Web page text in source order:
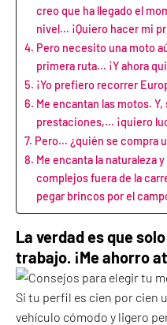
creo que ha llegado el
nivel… ¡Quiero hacer mi
Pero necesito una moto
primera ruta… ¡Y ahora
¡Yo prefiero recorrer
Me encantan las motos.
prestaciones,… ¡quiero
Pero… ¿quién se compra
Me encanta la naturaleza
complejos fuera de la
pegar brincos por el
La verdad es que
trabajo. ¡Me ahorro
Si tu perfil es cien por cien
vehículo cómodo y ligero